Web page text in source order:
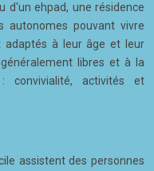
d'un ehpad, une résidence
autonomes pouvant vivre
adaptés à leur âge et leur
libres et à la
convivialité, activités et
assistent des personnes